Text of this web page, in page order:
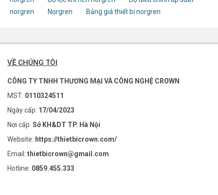
norgren
Norgren Bảng giá thiết bị norgren
VỀ CHÚNG TÔI
CÔNG TY TNHH THƯƠNG MẠI VÀ CÔNG NGHỆ CROWN
MST: 0110324511
Ngày cấp: 17/04/2023
Nơi cấp: Sở KH&DT TP. Hà Nội
Website: https://thietbicrown.com/
Email: thietbicrown@gmail.com
Hotline: 0859.455.333